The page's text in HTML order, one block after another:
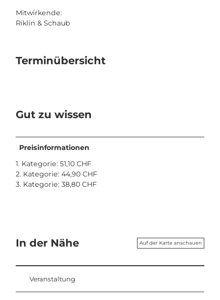
Mitwirkende:
Riklin & Schaub
Terminübersicht
Gut zu wissen
Preisinformationen
1. Kategorie: 51,10 CHF
2. Kategorie: 44,90 CHF
3. Kategorie: 38,80 CHF
In der Nähe Auf der Karte anschauen
Veranstaltung